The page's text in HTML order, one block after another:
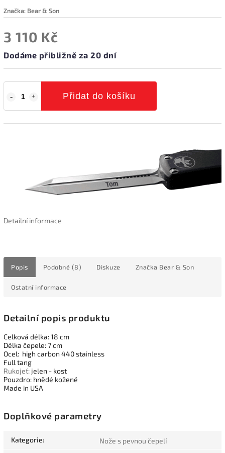
Značka: Bear & Son
3 110 Kč
Dodáme přibližně za 20 dní
Přidat do košíku
Detailní informace
Popis Podobné (8) Diskuze Značka Bear & Son
Ostatní informace
Detailní popis produktu
Celková délka: 18 cm
Délka čepele: 7 cm
Ocel: high carbon 440 stainless
Full tang
Rukojeť: jelen - kost
Pouzdro: hnědé kožené
Made in USA
Doplňkové parametry
Kategorie: Nože s pevnou čepelí